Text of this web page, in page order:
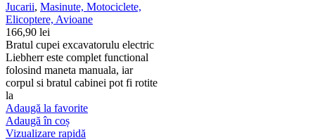
Jucarii, Masinute, Motociclete,
Elicoptere, Avioane
166,90 lei
Bratul cupei excavatorulu electric
Liebherr este complet functional
folosind maneta manuala, iar
corpul si bratul cabinei pot fi rotite
la
Adaugă la favorite
Adaugă în coș
Vizualizare rapidă